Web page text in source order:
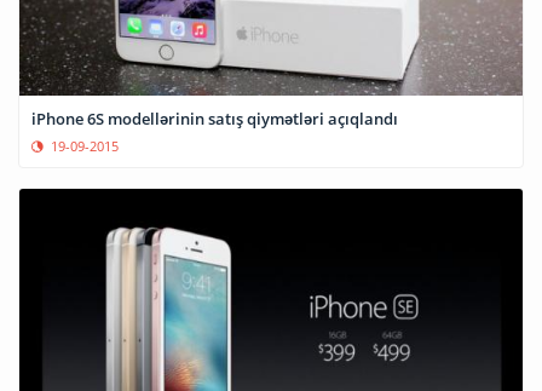
iPhone 6S modellərinin satış qiymətləri açıqlandı
19-09-2015